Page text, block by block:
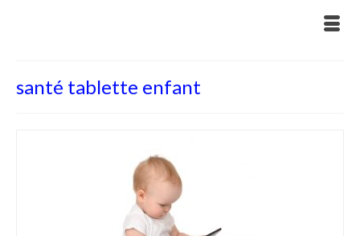
santé tablette enfant